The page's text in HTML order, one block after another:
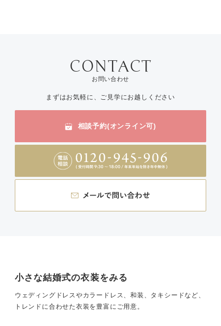
お問い合わせ
まずはお気軽に、ご見学にお越しください
相談予約(オンライン可)
小さな結婚式の衣装をみる
ウェディングドレスやカラードレス、和装、タキシードなど、
トレンドに合わせた衣装を豊富にご用意。